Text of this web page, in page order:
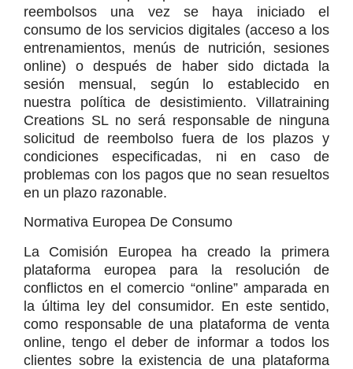
reembolsos una vez se haya iniciado el
consumo de los servicios digitales (acceso a los
entrenamientos, menús de nutrición, sesiones
online) o después de haber sido dictada la
sesión mensual, según lo establecido en
nuestra política de desistimiento. Villatraining
Creations SL no será responsable de ninguna
solicitud de reembolso fuera de los plazos y
condiciones especificadas, ni en caso de
problemas con los pagos que no sean resueltos
en un plazo razonable.
Normativa Europea De Consumo
La Comisión Europea ha creado la primera
plataforma europea para la resolución de
conflictos en el comercio “online” amparada en
la última ley del consumidor. En este sentido,
como responsable de una plataforma de venta
online, tengo el deber de informar a todos los
clientes sobre la existencia de una plataforma